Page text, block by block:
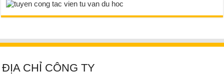
ĐỊA CHỈ CÔNG TY